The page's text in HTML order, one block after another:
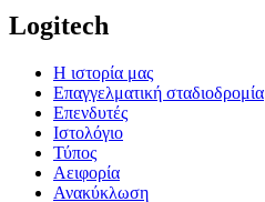
Logitech
Η ιστορία μας
Επαγγελματική σταδιοδρομία
Επενδυτές
Ιστολόγιο
Τύπος
Αειφορία
Ανακύκλωση